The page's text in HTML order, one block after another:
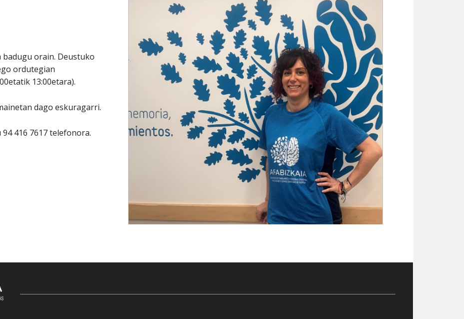
badugu orain. Deustuko
ordutegian
13:00etara).
dago eskuragarri.
416 7617 telefonora.